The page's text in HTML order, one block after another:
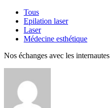
Tous
Epilation laser
Laser
Médecine esthétique
Nos échanges avec les internautes